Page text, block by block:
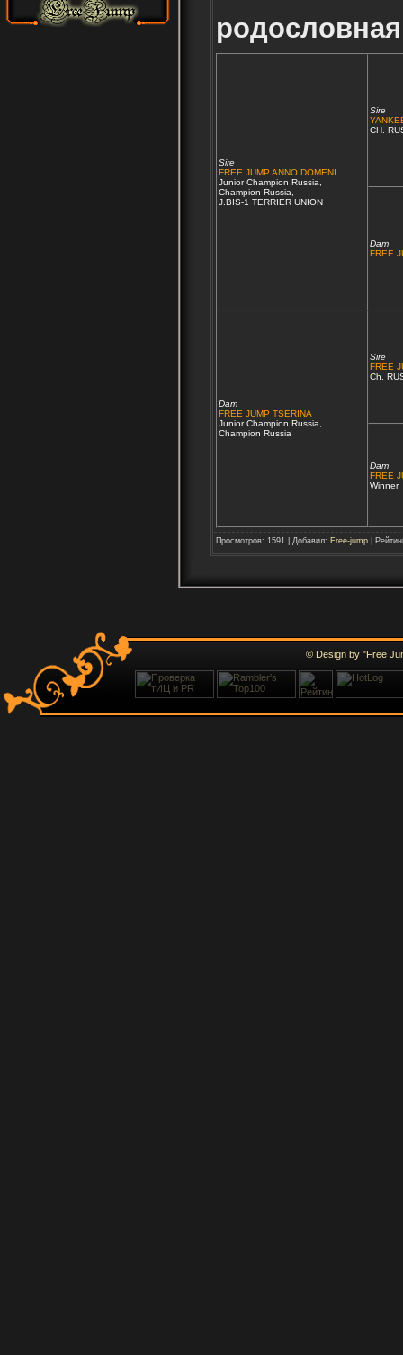
Sire
FREE JUMP ANNO DOMENI
Junior Champion Russia,
Champion Russia,
J.BIS-1 TERRIER UNION
Sire
CH.
Dam
FREE
Dam
FREE JUMP TSERINA
Junior Champion Russia,
Champion Russia
Sire
FREE
Ch.
Dam
FREE
Winner
Просмотров: 1591 | Добавил: Free-jump |
© Design by "Free